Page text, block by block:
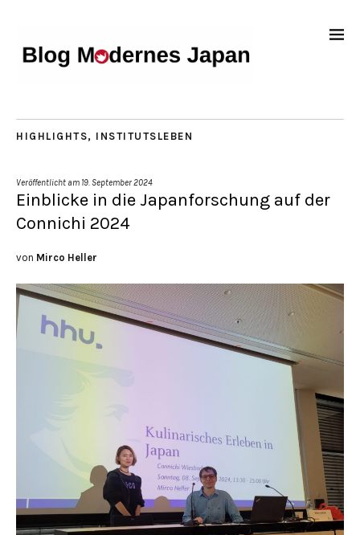
HIGHLIGHTS, INSTITUTSLEBEN
Veröffentlicht am 19. September 2024
Einblicke in die Japanforschung auf der
Connichi 2024
von Mirco Heller